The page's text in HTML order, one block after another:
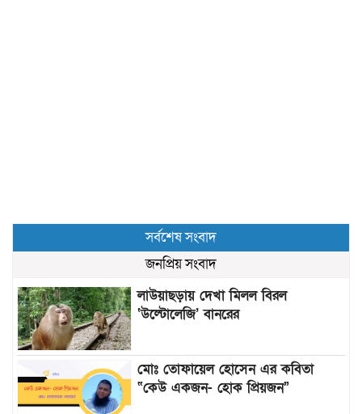
সর্বশেষ সংবাদ
জনপ্রিয় সংবাদ
লাউয়াছড়ায় দেখা মিলল বিরল
‘উল্টোলেজি’ বানরের
মোঃ তোফায়েল হোসেন এর কবিতা
“কেউ একজন- হোক প্রিয়জন”